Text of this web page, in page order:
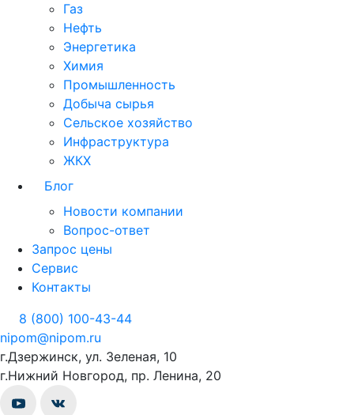
Газ
Нефть
Энергетика
Химия
Промышленность
Добыча сырья
Сельское хозяйство
Инфраструктура
ЖКХ
Блог
Новости компании
Вопрос-ответ
Запрос цены
Сервис
Контакты
8 (800) 100-43-44
nipom@nipom.ru
г.Дзержинск, ул. Зеленая, 10
г.Нижний Новгород, пр. Ленина, 20